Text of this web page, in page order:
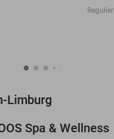
Regulier
Limburg
Spa & Wellness